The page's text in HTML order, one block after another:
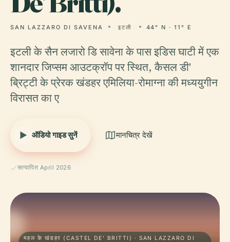
SAN LAZZARO DI SAVENA इटली 44° N · 11° E
इटली के सैन लजारो डि सावेना के पास इडिस घाटी में एक
शानदार जिप्सम आउटक्रॉप पर स्थित, कैसल डी'
ब्रिट्टी के प्रेरक खंडहर एमिलिया-रोमाग्ना की मध्ययुगीन
विरासत का ए
ऑडियो गाइड सुनें मानचित्र देखें
सत्यापित April 2026
महल के खंडहर (CASTEL DE' BRITTI) · SAN LAZZARO DI